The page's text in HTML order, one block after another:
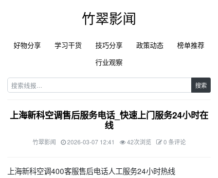
竹翠影闻
好物分享 学习干货 技巧分享 政策动态
榜单推荐
行业观察
搜索
上海新科空调售后服务电话_快速上门服务24小时在
线
竹翠影闻 2026-03-07 12:41 42次浏览 0 条评论
上海新科空调400客服售后电话人工服务24小时热线